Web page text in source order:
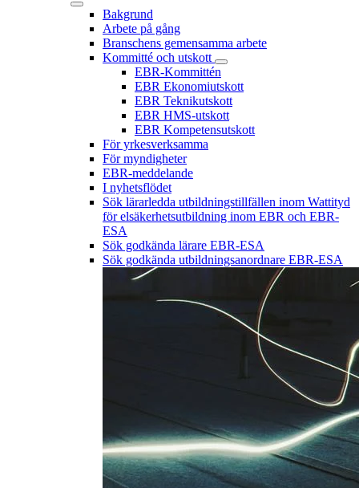
Bakgrund
Arbete på gång
Branschens gemensamma arbete
Kommitté och utskott
EBR-Kommittén
EBR Ekonomiutskott
EBR Teknikutskott
EBR HMS-utskott
EBR Kompetensutskott
För yrkesverksamma
För myndigheter
EBR-meddelande
I nyhetsflödet
Sök lärarledda utbildningstillfällen inom Wattityd
för elsäkerhetsutbildning inom EBR och EBR-
ESA
Sök godkända lärare EBR-ESA
Sök godkända utbildningsanordnare EBR-ESA